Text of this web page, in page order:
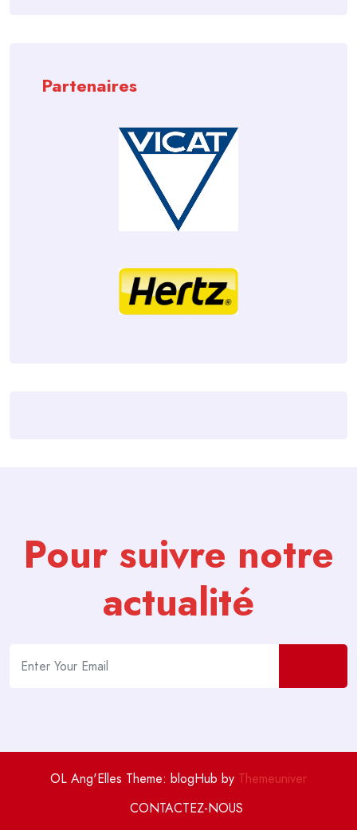
Partenaires
Pour suivre notre
actualité
OL Ang'Elles Theme: blogHub by Themeuniver
CONTACTEZ-NOUS